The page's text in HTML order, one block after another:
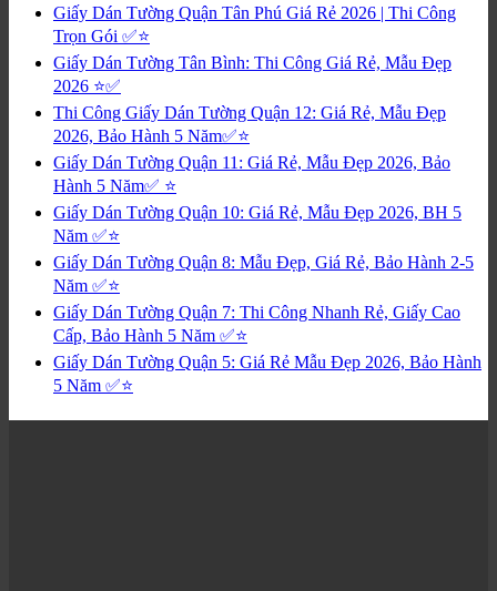
Giấy Dán Tường Quận Tân Phú Giá Rẻ 2026 | Thi Công
Trọn Gói ✅⭐
Giấy Dán Tường Tân Bình: Thi Công Giá Rẻ, Mẫu Đẹp
2026 ⭐✅
Thi Công Giấy Dán Tường Quận 12: Giá Rẻ, Mẫu Đẹp
2026, Bảo Hành 5 Năm✅⭐
Giấy Dán Tường Quận 11: Giá Rẻ, Mẫu Đẹp 2026, Bảo
Hành 5 Năm✅ ⭐
Giấy Dán Tường Quận 10: Giá Rẻ, Mẫu Đẹp 2026, BH 5
Năm ✅⭐
Giấy Dán Tường Quận 8: Mẫu Đẹp, Giá Rẻ, Bảo Hành 2-5
Năm ✅⭐
Giấy Dán Tường Quận 7: Thi Công Nhanh Rẻ, Giấy Cao
Cấp, Bảo Hành 5 Năm ✅⭐
Giấy Dán Tường Quận 5: Giá Rẻ Mẫu Đẹp 2026, Bảo Hành
5 Năm ✅⭐